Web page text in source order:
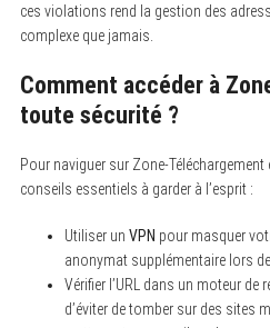
ces violations rend la gestion des
complexe que jamais.
Comment accéder à
toute sécurité ?
Pour naviguer sur Zone-
conseils essentiels à garder à l’esprit :
Utiliser un VPN pour masquer
anonymat supplémentaire lors
Vérifier l’URL dans un moteur de
d’éviter de tomber sur des sites